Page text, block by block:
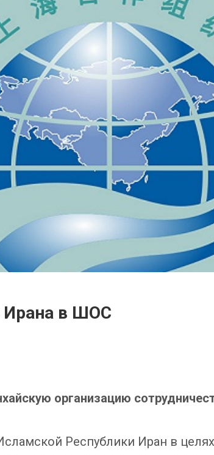
Ирана в ШОС
организацию
Республики Иран в